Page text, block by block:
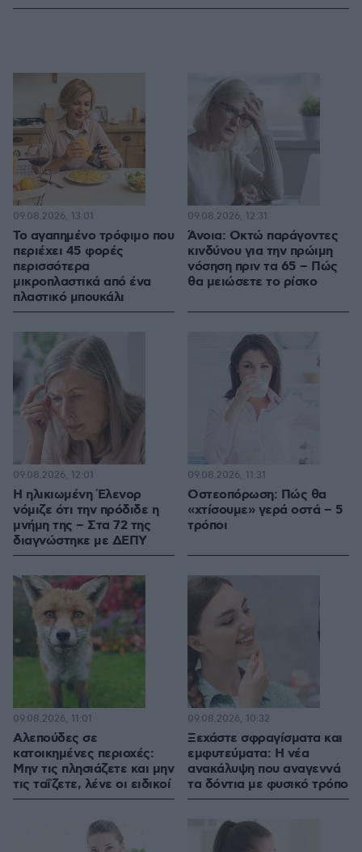
Το αγαπημένο τρόφιμο που
περιέχει 45 φορές
περισσότερα
μικροπλαστικά από ένα
πλαστικό μπουκάλι
09.08.2026, 13:01
Άνοια: Οκτώ παράγοντες
κινδύνου για την πρώιμη
νόσηση πριν τα 65 – Πώς
θα μειώσετε το ρίσκο
09.08.2026, 12:31
Η ηλικιωμένη Έλενορ
νόμιζε ότι την πρόδιδε η
μνήμη της – Στα 72 της
διαγνώστηκε με ΔΕΠΥ
09.08.2026, 12:01
Οστεοπόρωση: Πώς θα
«χτίσουμε» γερά οστά – 5
τρόποι
09.08.2026, 11:31
Αλεπούδες σε
κατοικημένες περιοχές:
Μην τις πλησιάζετε και μην
τις ταΐζετε, λένε οι ειδικοί
09.08.2026, 11:01
Ξεχάστε σφραγίσματα και
εμφυτεύματα: Η νέα
ανακάλυψη που αναγεννά
τα δόντια με φυσικό τρόπο
09.08.2026, 10:32